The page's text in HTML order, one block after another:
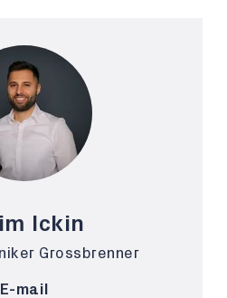
Ickin
Grossbrenner
E-mail